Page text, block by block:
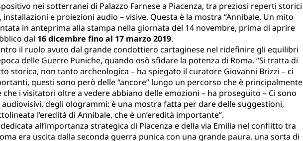
nei sotterranei di Palazzo Farnese a Piacenza, tra preziosi reperti storici
e proiezioni audio – visive. Questa è la mostra “Annibale. Un mito
in anteprima alla stampa nella giornata del 14 novembre, prima di aprire
dal 16 dicembre fino al 17 marzo 2019.
il ruolo avuto dal grande condottiero cartaginese nel ridefinire gli equilibri
delle Guerre Puniche, quando osò sfidare la potenza di Roma. “Si tratta di
storica, non tanto archeologica – ha spiegato il curatore Giovanni Brizzi – ci
questi sono però delle “ancore” lungo un percorso che è principalmente
che i visitatori oltre a vedere abbiano delle emozioni – ha proseguito – Ci sono
degli ologrammi: è una mostra fatta per dare delle suggestioni,
l’eredità di Annibale, che è un’eredità importante”.
all’importanza strategica di Piacenza e della via Emilia nel conflitto tra
era uscita dalla seconda guerra punica con una grande paura, una sorta di